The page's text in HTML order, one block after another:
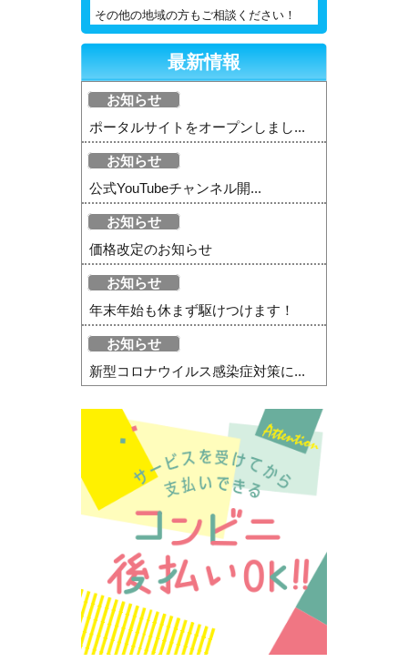
その他の地域の方もご相談ください！
最新情報
お知らせ
ポータルサイトをオープンしまし...
お知らせ
公式YouTubeチャンネル開...
お知らせ
価格改定のお知らせ
お知らせ
年末年始も休まず駆けつけます！
お知らせ
新型コロナウイルス感染症対策に...